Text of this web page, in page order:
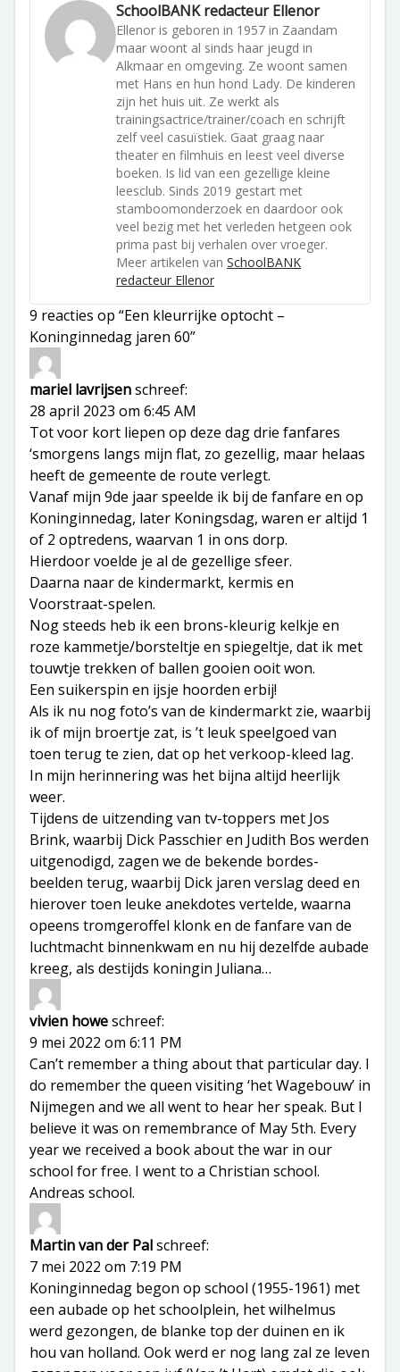
SchoolBANK redacteur Ellenor
Ellenor is geboren in 1957 in Zaandam
maar woont al sinds haar jeugd in
Alkmaar en omgeving. Ze woont samen
met Hans en hun hond Lady. De kinderen
zijn het huis uit. Ze werkt als
trainingsactrice/trainer/coach en schrijft
zelf veel casuïstiek. Gaat graag naar
theater en filmhuis en leest veel diverse
boeken. Is lid van een gezellige kleine
leesclub. Sinds 2019 gestart met
stamboomonderzoek en daardoor ook
veel bezig met het verleden hetgeen ook
prima past bij verhalen over vroeger.
Meer artikelen van SchoolBANK
redacteur Ellenor
9 reacties op “Een kleurrijke optocht –
Koninginnedag jaren 60”
mariel lavrijsenschreef:
28 april 2023 om 6:45 AM
Tot voor kort liepen op deze dag drie fanfares
‘smorgens langs mijn flat, zo gezellig, maar helaas
heeft de gemeente de route verlegt.
Vanaf mijn 9de jaar speelde ik bij de fanfare en op
Koninginnedag, later Koningsdag, waren er altijd 1
of 2 optredens, waarvan 1 in ons dorp.
Hierdoor voelde je al de gezellige sfeer.
Daarna naar de kindermarkt, kermis en
Voorstraat-spelen.
Nog steeds heb ik een brons-kleurig kelkje en
roze kammetje/borsteltje en spiegeltje, dat ik met
touwtje trekken of ballen gooien ooit won.
Een suikerspin en ijsje hoorden erbij!
Als ik nu nog foto’s van de kindermarkt zie, waarbij
ik of mijn broertje zat, is ’t leuk speelgoed van
toen terug te zien, dat op het verkoop-kleed lag.
In mijn herinnering was het bijna altijd heerlijk
weer.
Tijdens de uitzending van tv-toppers met Jos
Brink, waarbij Dick Passchier en Judith Bos werden
uitgenodigd, zagen we de bekende bordes-
beelden terug, waarbij Dick jaren verslag deed en
hierover toen leuke anekdotes vertelde, waarna
opeens tromgeroffel klonk en de fanfare van de
luchtmacht binnenkwam en nu hij dezelfde aubade
kreeg, als destijds koningin Juliana…
vivien howeschreef:
9 mei 2022 om 6:11 PM
Can’t remember a thing about that particular day. I
do remember the queen visiting ‘het Wagebouw’ in
Nijmegen and we all went to hear her speak. But I
believe it was on remembrance of May 5th. Every
year we received a book about the war in our
school for free. I went to a Christian school.
Andreas school.
Martin van der Palschreef:
7 mei 2022 om 7:19 PM
Koninginnedag begon op school (1955-1961) met
een aubade op het schoolplein, het wilhelmus
werd gezongen, de blanke top der duinen en ik
hou van holland. Ook werd er nog lang zal ze leven